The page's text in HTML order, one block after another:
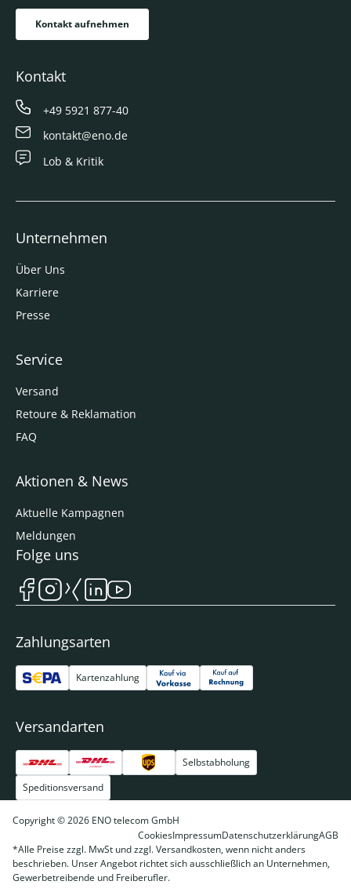
Kontakt aufnehmen
Kontakt
+49 5921 877-40
kontakt@eno.de
Lob & Kritik
Unternehmen
Über Uns
Karriere
Presse
Service
Versand
Retoure & Reklamation
FAQ
Aktionen & News
Aktuelle Kampagnen
Meldungen
Zahlungsarten
Kartenzahlung
Versandarten
Selbstabholung
Speditionsversand
Folge uns
Copyright © 2026 ENO telecom GmbH
CookiesImpressumDatenschutzerklärungAGB
*Alle Preise zzgl. MwSt und zzgl. Versandkosten, wenn nicht anders
beschrieben. Unser Angebot richtet sich ausschließlich an Unternehmen,
Gewerbetreibende und Freiberufler.